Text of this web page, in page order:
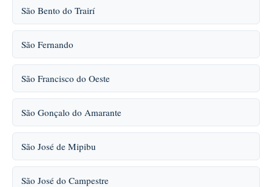
São Bento do Trairí
São Fernando
São Francisco do Oeste
São Gonçalo do Amarante
São José de Mipibu
São José do Campestre